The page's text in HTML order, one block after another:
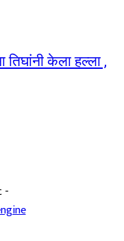
तिघांनी केला हल्ला ,
-